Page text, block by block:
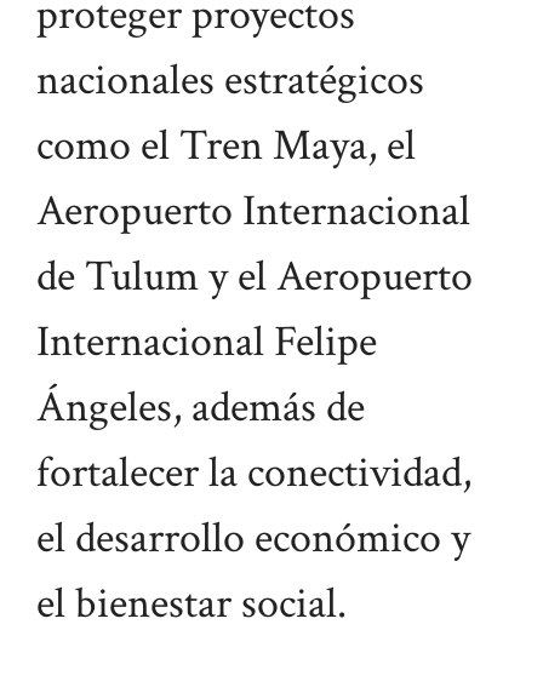
proteger proyectos
nacionales estratégicos
como el Tren Maya, el
Aeropuerto Internacional
de Tulum y el Aeropuerto
Internacional Felipe
Ángeles, además de
fortalecer la conectividad,
el desarrollo económico y
el bienestar social.